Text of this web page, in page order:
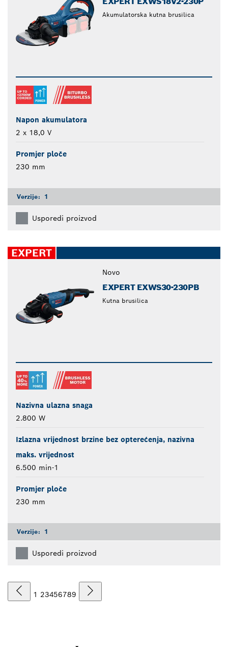
Akumulatorska kutna brusilica
Napon akumulatora
2 x 18,0 V
Promjer ploče
230 mm
Verzije: 1
Usporedi proizvod
EXPERT
Novo
EXPERT EXWS30-230PB
Kutna brusilica
Nazivna ulazna snaga
2.800 W
Izlazna vrijednost brzine bez opterećenja, nazivna
maks. vrijednost
6.500 min-1
Promjer ploče
230 mm
Verzije: 1
Usporedi proizvod
1 23456789